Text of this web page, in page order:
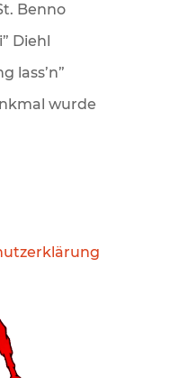
Benno
Diehl
lass’n”
wurde